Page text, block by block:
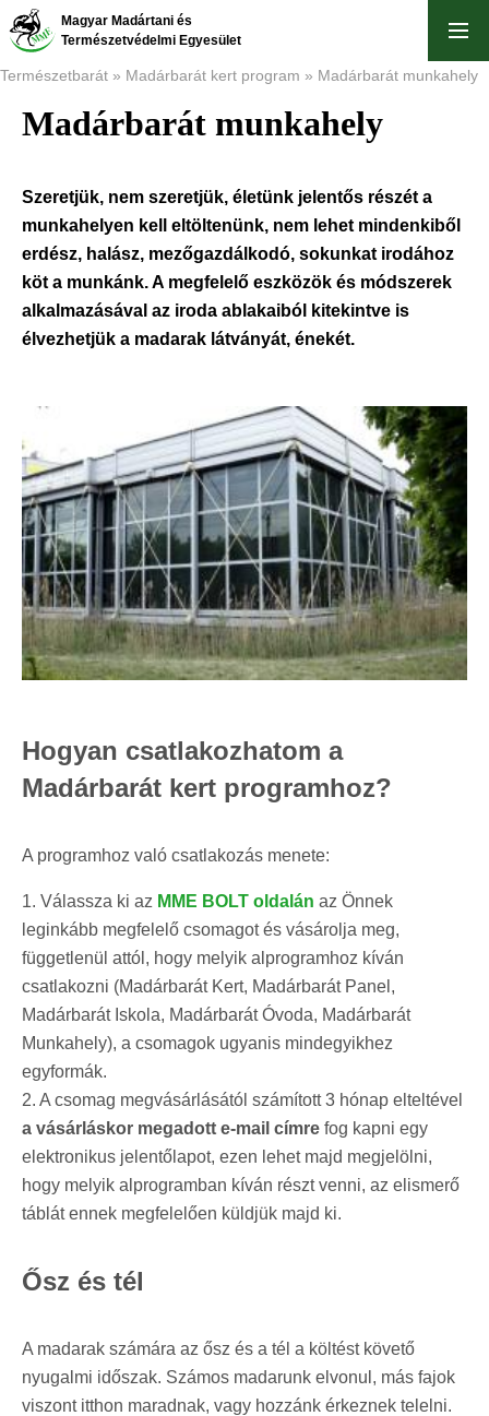
Ugrás
tartalomra
Magyar Madártani és
Természetvédelmi Egyesület
Morzsa
Természetbarát Madárbarát kert program Madárbarát munkahely
Madárbarát munkahely
Szeretjük, nem szeretjük, életünk jelentős részét a
munkahelyen kell eltöltenünk, nem lehet mindenkiből
erdész, halász, mezőgazdálkodó, sokunkat irodához
köt a munkánk. A megfelelő eszközök és módszerek
alkalmazásával az iroda ablakaiból kitekintve is
élvezhetjük a madarak látványát, énekét.
Hogyan csatlakozhatom a
Madárbarát kert programhoz?
A programhoz való csatlakozás menete:
1. Válassza ki az MME BOLT oldalán az Önnek
leginkább megfelelő csomagot és vásárolja meg,
függetlenül attól, hogy melyik alprogramhoz kíván
csatlakozni (Madárbarát Kert, Madárbarát Panel,
Madárbarát Iskola, Madárbarát Óvoda, Madárbarát
Munkahely), a csomagok ugyanis mindegyikhez
egyformák.
2. A csomag megvásárlásától számított 3 hónap elteltével
a vásárláskor megadott e-mail címre fog kapni egy
elektronikus jelentőlapot, ezen lehet majd megjelölni,
hogy melyik alprogramban kíván részt venni, az elismerő
táblát ennek megfelelően küldjük majd ki.
Ősz és tél
A madarak számára az ősz és a tél a költést követő
nyugalmi időszak. Számos madarunk elvonul, más fajok
viszont itthon maradnak, vagy hozzánk érkeznek telelni.